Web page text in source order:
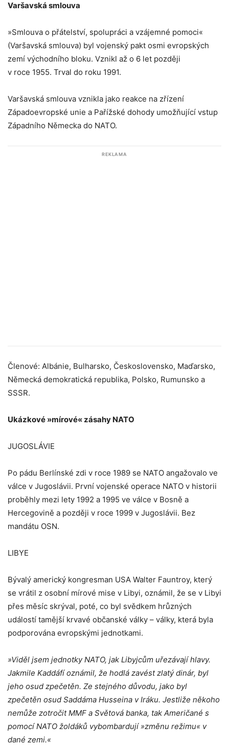
Varšavská smlouva
»Smlouva o přátelství, spolupráci a vzájemné pomoci«
(Varšavská smlouva) byl vojenský pakt osmi evropských
zemí východního bloku. Vznikl až o 6 let později
v roce 1955. Trval do roku 1991.
Varšavská smlouva vznikla jako reakce na zřízení
Západoevropské unie a Pařížské dohody umožňující vstup
Západního Německa do NATO.
REKLAMA
Členové: Albánie, Bulharsko, Československo, Maďarsko,
Německá demokratická republika, Polsko, Rumunsko a
SSSR.
Ukázkové »mírové« zásahy NATO
JUGOSLÁVIE
Po pádu Berlínské zdi v roce 1989 se NATO angažovalo ve
válce v Jugoslávii. První vojenské operace NATO v historii
proběhly mezi lety 1992 a 1995 ve válce v Bosně a
Hercegovině a později v roce 1999 v Jugoslávii. Bez
mandátu OSN.
LIBYE
Bývalý americký kongresman USA Walter Fauntroy, který
se vrátil z osobní mírové mise v Libyi, oznámil, že se v Libyi
přes měsíc skrýval, poté, co byl svědkem hrůzných
událostí tamější krvavé občanské války – války, která byla
podporována evropskými jednotkami.
»Viděl jsem jednotky NATO, jak Libyjcům uřezávají hlavy.
Jakmile Kaddáfí oznámil, že hodlá zavést zlatý dinár, byl
jeho osud zpečetěn. Ze stejného důvodu, jako byl
zpečetěn osud Saddáma Husseina v Iráku. Jestliže někoho
nemůže zotročit MMF a Světová banka, tak Američané s
pomocí NATO žoldáků vybombardují »změnu režimu« v
dané zemi.«